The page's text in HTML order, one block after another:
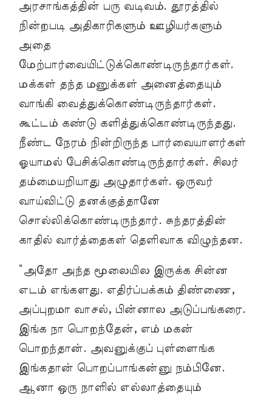
அரசாங்கத்தின் பரு வடிவம். தூரத்தில்
நின்றபடி அதிகாரிகளும் ஊழியர்களும்
அதை
மேற்பார்வையிட்டுக்கொண்டிருந்தார்கள்.
மக்கள் தந்த மனுக்கள் அனைத்தையும்
வாங்கி வைத்துக்கொண்டிருந்தார்கள்.
கூட்டம் கண்டு களித்துக்கொண்டிருந்தது.
நீண்ட நேரம் நின்றிருந்த பார்வையாளர்கள்
ஓயாமல் பேசிக்கொண்டிருந்தார்கள். சிலர்
தம்மையறியாது அழுதார்கள். ஒருவர்
வாய்விட்டு தனக்குத்தானே
சொல்லிக்கொண்டிருந்தார். சுந்தரத்தின்
காதில் வார்த்தைகள் தெளிவாக விழுந்தன.
“அதோ அந்த மூலையில இருக்க சின்ன
எடம் எங்களது. எதிர்ப்பக்கம் திண்ணை,
அப்புறமா வாசல், பின்னால அடுப்பங்கரை.
இங்க நா பொறந்தேன், எம் மகன்
பொறந்தான். அவனுக்குப் புள்ளைங்க
இங்கதான் பொறப்பாங்கன்னு நம்பினே.
ஆனா ஒரு நாளில் எல்லாத்தையும்